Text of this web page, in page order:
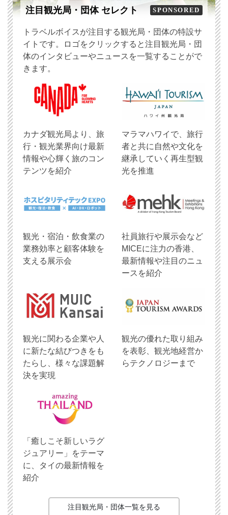
注目観光局・団体 セレクト SPONSORED
トラベルボイスが注目する観光局・団体の特設サ
イトです。ロゴをクリックすると注目観光局・団
体のインタビューやニュースを一覧することがで
きます。
​カナダ観光局より、旅
行・観光業界向け最新
情報や心輝く旅のコン
テンツを紹介
マラマハワイで、旅行
者と共に自然や文化を
継承していく再生型観
光を推進
観光・宿泊・飲食業の
業務効率と顧客体験を
支える展示会
社員旅行や展示会など
MICEに注力の香港、
最新情報や注目のニュ
ースを紹介
観光に関わる企業や人
に新たな結びつきをも
たらし、様々な課題解
決を実現
観光の優れた取り組み
を表彰、観光地経営か
らテクノロジーまで
「癒しこそ新しいラグ
ジュアリー」をテーマ
に、タイの最新情報を
紹介
注目観光局・団体一覧を見る